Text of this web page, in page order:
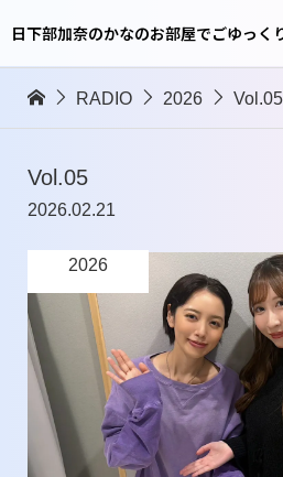
日下部加奈のかなのお部屋でごゆっく
RADIO 2026 Vol.05
Vol.05
2026.02.21
2026